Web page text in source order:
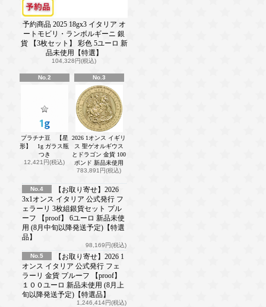
予約商品 2025 18gx3 イタリア オ
ートモビリ・ランボルギーニ 銀
貨 【3枚セット】 彩色 5ユーロ 新
品未使用【特選】
104,328円(税込)
No.2
プラチナ豆 【星
形】 1g ガラス瓶
つき
12,421円(税込)
No.3
2026 1オンス イギリ
ス 聖ゲオルギウス
とドラゴン 金貨 100
ポンド 新品未使用
783,891円(税込)
No.4
【お取り寄せ】2026
3x1オンス イタリア 公式発行 フ
ェラーリ 3枚組銀貨セット プル
ーフ 【proof】 6ユーロ 新品未使
用 (8月中旬以降発送予定)【特選
品】
98,169円(税込)
No.5
【お取り寄せ】2026 1
オンス イタリア 公式発行 フェ
ラーリ 金貨 プルーフ 【proof】
１００ユーロ 新品未使用 (8月上
旬以降発送予定)【特選品】
1,246,414円(税込)